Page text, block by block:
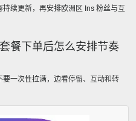
续更新，再安排欧洲区 Ins 粉丝与互
餐下单后怎么安排节奏
一次性拉满，边看停留、互动和转